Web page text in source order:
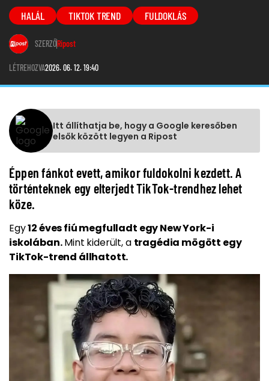
HALÁL TIKTOK TREND FULDOKLÁS
SZERZŐRipost
LÉTREHOZVA2026. 06. 12. 19:40
Itt állíthatja be, hogy a Google keresőben
elsők között legyen a Ripost
Éppen fánkot evett, amikor fuldokolni kezdett. A
történteknek egy elterjedt TikTok-trendhez lehet
köze.
Egy12 éves fiú megfulladt egy New York-i
iskolában.Mint kiderült, a tragédia mögött egy
TikTok-trend állhatott.